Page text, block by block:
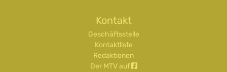
Kontakt
Geschäftsstelle
Kontaktliste
Redaktionen
Der MTV auf